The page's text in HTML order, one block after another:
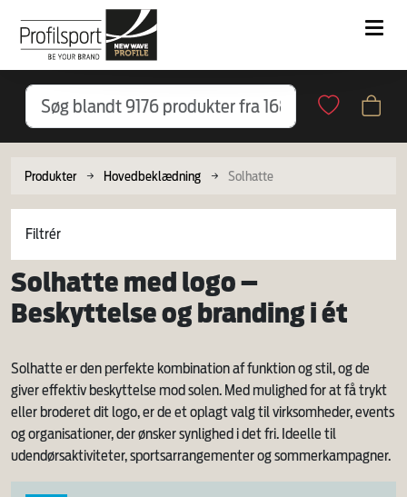
Produkter Hovedbeklædning Solhatte
Filtrér
Solhatte med logo –
Beskyttelse og branding i ét
Solhatte er den perfekte kombination af funktion og stil, og de
giver effektiv beskyttelse mod solen. Med mulighed for at få trykt
eller broderet dit logo, er de et oplagt valg til virksomheder, events
og organisationer, der ønsker synlighed i det fri. Ideelle til
udendørsaktiviteter, sportsarrangementer og sommerkampagner.